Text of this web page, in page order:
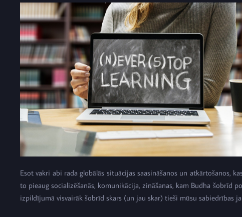
Esot vakri abi rada globālās situācijas saasināšanos un atkārtošanos,
to pieaug socializēšanās, komunikācija, zināšanas, kam Budha
izpildījumā visvairāk šobrīd skars (un jau skar) tieši mūsu sabiedrības